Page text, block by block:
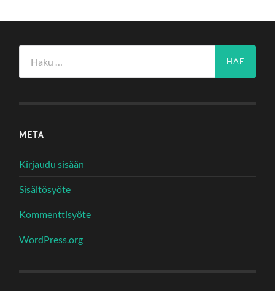
META
Kirjaudu sisään
Sisältösyöte
Kommenttisyöte
WordPress.org